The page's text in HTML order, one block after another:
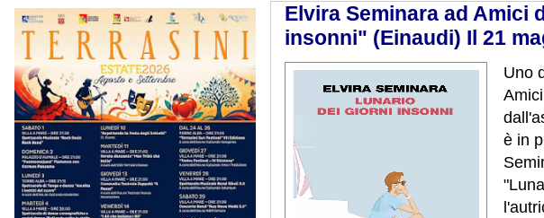
Elvira Seminara ad Amici
insonni" (Einaudi) Il 21
Uno
è in